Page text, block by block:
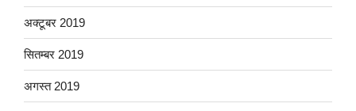
अक्टूबर 2019
सितम्बर 2019
अगस्त 2019